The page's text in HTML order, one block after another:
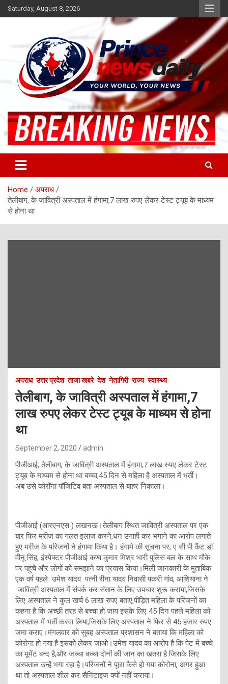
Skip
to
Saturday, August 8, 2026
Princenews Daily
Home
अपराध
तेलीबाग, के जावित्री अस्पताल में हंगामा,7 लाख रुपए लेकर टेस्ट ट्यूब के माध्यम
से होना था
अपराध उत्तर प्रदेश ताजा खबरे देश नेतागिरी राज्य स्वास्थ्य
तेलीबाग, के जावित्री अस्पताल में हंगामा,7
लाख रुपए लेकर टेस्ट ट्यूब के माध्यम से होना
था
September 2, 2020 admin
पीजीआई, तेलीबाग, के जावित्री अस्पताल में हंगामा,7 लाख रुपए लेकर टेस्ट
ट्यूब के माध्यम से होना था बच्चा,45 दिन से महिला है अस्पताल में भर्ती।
अब उसे कोरॉना पॉजिटिव बता अस्पताल से बाहर निकाला।
पीजीआई (आरएनएस ) लखनऊ।तेलीबाग स्थित जावित्री अस्पताल पर एक
बार फिर मरीज का गलत इलाज करने,धन उगाही कर भगाने का आरोप लगाते
हुए मरीज के परिजनों ने हंगामा किया है। हंगामे की सूचना पर, ए सी पी कैंट डॉ
वीनू सिंह, इंस्पेक्टर पीजीआई कण्व कुमार मिश्र भारी पुलिस बल के साथ मौके
पर पहुंचे और लोगों को समझाने का प्रयास किया।मिली जानकारी के मुताबिक
एक वर्ष पहले उमेश यादव पत्नी रीना यादव निवासी पकरी गांव, आशियाना ने
जावित्री अस्पताल में संपर्क कर संतान के लिए उपचार शुरू कराया,जिसके
लिए अस्पताल ने कुल खर्च 6 लाख रुपए बताए,पीड़ित महिला के परिजनों का
कहना है कि अच्छी तरह से बच्चा हो जाय इसके लिए 45 दिन पहले महिला को
अस्पताल में भर्ती करवा लिया,जिसके लिए अस्पताल ने फिर से 45 हजार रुपए
जमा कराए।मंगलवार को सुबह अस्पताल प्रशासन ने बताया कि महिला को
कोरोना हो गया है इसको लेकर जाओ।उमेश यादव का आरोप है कि पेट में बच्चे
का मूमेंट बन्द है,और जच्चा बच्चा दोनों की जान का खतरा है जिसके लिए
अस्पताल उन्हें भगा रहा है।परिजनों ने पूछा कैसे हो गया कोरोना, अगर हुआ
था तो अस्पताल शील कर सैनिटाइज क्यों नहीं कराया।